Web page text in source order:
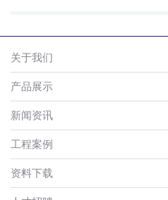
关于我们
产品展示
新闻资讯
工程案例
资料下载